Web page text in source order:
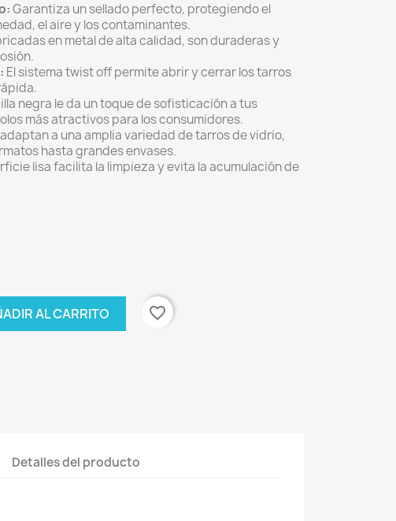
Garantiza un sellado perfecto, protegiendo el
el aire y los contaminantes.
en metal de alta calidad, son duraderas y
El sistema twist off permite abrir y cerrar los tarros
negra le da un toque de sofisticación a tus
más atractivos para los consumidores.
a una amplia variedad de tarros de vidrio,
hasta grandes envases.
lisa facilita la limpieza y evita la acumulación de
AL CARRITO favorite_border
Detalles del producto